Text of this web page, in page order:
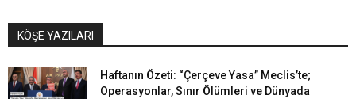
KÖŞE YAZILARI
Haftanın Özeti: “Çerçeve Yasa” Meclis’te;
Operasyonlar, Sınır Ölümleri ve Dünyada